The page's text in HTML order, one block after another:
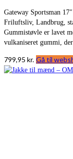
Gateway Sportsman
Friluftsliv, Landbrug,
Gummistøvle er lavet
vulkaniseret gummi,
799,95 kr. Gå til